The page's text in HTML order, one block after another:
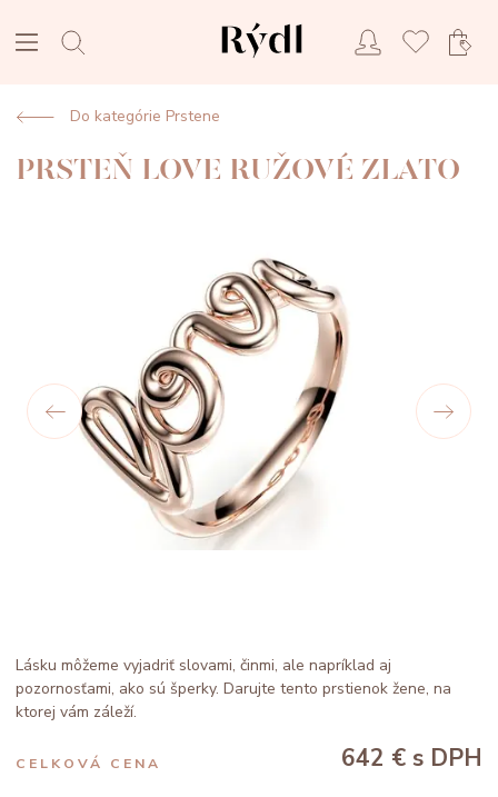
Do kategórie Prstene
PRSTEŇ LOVE RUŽOVÉ ZLATO
Lásku môžeme vyjadriť slovami, činmi, ale napríklad aj
pozornosťami, ako sú šperky. Darujte tento prstienok žene, na
ktorej vám záleží.
CELKOVÁ CENA 642 € s DPH